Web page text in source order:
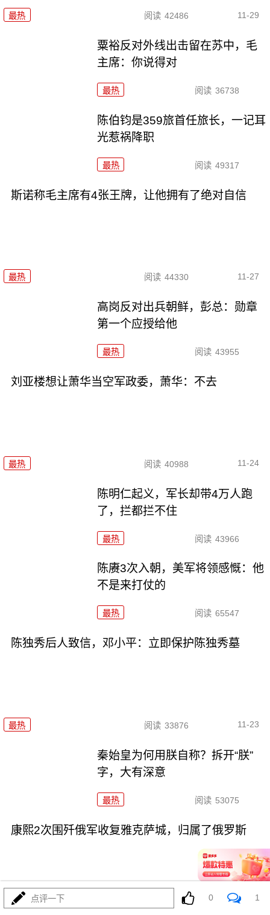
最热 阅读 42486 11-29
粟裕反对外线出击留在苏中，毛
主席：你说得对
最热 阅读 36738
陈伯钧是359旅首任旅长，一记耳
光惹祸降职
最热 阅读 49317
斯诺称毛主席有4张王牌，让他拥有了绝对自信
最热 阅读 44330 11-27
高岗反对出兵朝鲜，彭总：勋章
第一个应授给他
最热 阅读 43955
刘亚楼想让萧华当空军政委，萧华：不去
最热 阅读 40988 11-24
陈明仁起义，军长却带4万人跑
了，拦都拦不住
最热 阅读 43966
陈赓3次入朝，美军将领感慨：他
不是来打仗的
最热 阅读 65547
陈独秀后人致信，邓小平：立即保护陈独秀墓
最热 阅读 33876 11-23
秦始皇为何用朕自称？拆开“朕”
字，大有深意
最热 阅读 53075
康熙2次围歼俄军收复雅克萨城，归属了俄罗斯
点评一下 0 1